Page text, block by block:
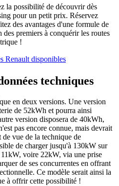
la possibilité de découvrir dès
pour un petit prix. Réservez
des avantages d'une formule de
premiers à conquérir les routes
!
Renault disponibles
techniques
en deux versions. Une version
de 52kWh et pourra ainsi
version disposera de 40kWh,
pas encore connue, mais devrait
vue de la technique de
de charger jusqu'à 130kW sur
voire 22kW, via une prise
de ses concurrentes en offrant
Ce modèle serait ainsi la
à offrir cette possibilité !